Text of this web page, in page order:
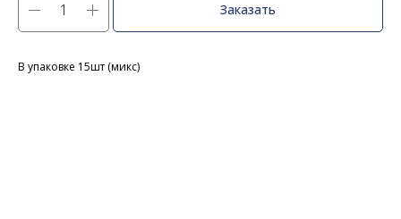
Заказать
В упаковке 15шт (микс)